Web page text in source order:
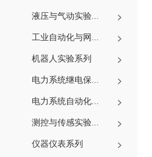
液压与气动实验...
工业自动化与网...
机器人实验系列
电力系统继电保...
电力系统自动化...
测控与传感实验...
仪器仪表系列